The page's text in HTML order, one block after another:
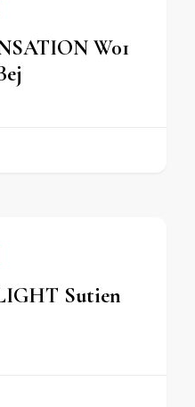
W01
Sutien